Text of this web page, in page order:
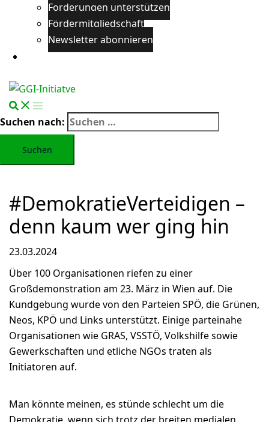
Forderungen unterstützen
Fördermitgliedschaft
Newsletter abonnieren
Öffentlichkeitsarbeit
Suchen nach:
#DemokratieVerteidigen –
denn kaum wer ging hin
23.03.2024
Über 100 Organisationen riefen zu einer
Großdemonstration am 23. März in Wien auf. Die
Kundgebung wurde von den Parteien SPÖ, die Grünen,
Neos, KPÖ und Links unterstützt. Einige parteinahe
Organisationen wie GRAS, VSSTÖ, Volkshilfe sowie
Gewerkschaften und etliche NGOs traten als
Initiatoren auf.
Man könnte meinen, es stünde schlecht um die